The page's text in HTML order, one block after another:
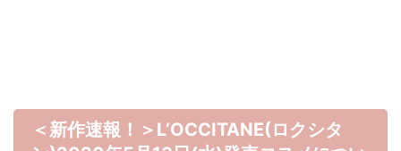
＜新作速報！＞L’OCCITANE(ロクシタ